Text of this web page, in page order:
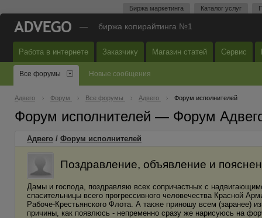
Биржа маркетинга Каталог услуг
— биржа копирайтинга №1
Работа в интернете Заказчику Магазин статей Сервис
Все форумы Новые сообщения
Адвего Форум Все форумы Адвего Форум исполнителей
Форум исполнителей — Форум
Адвего / Форум исполнителей
Поздравление, объявление и
Дамы и господа, поздравляю всех сопричастных с
спасительницы всего прогрессивного человечества Красной
Рабоче-Крестьянского Флота. А также приношу всем (заранее)
причины, как появлюсь - непременно сразу же нарисуюсь на